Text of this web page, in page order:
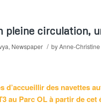
pleine circulation,
, Newspaper / byAnne-
d’accueillir des navettes
au Parc OL à partir de cet